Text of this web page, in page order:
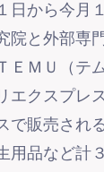
日から今月
院と外部専
ＥＭＵ（テ
エクスプレ
で販売され
用品など計